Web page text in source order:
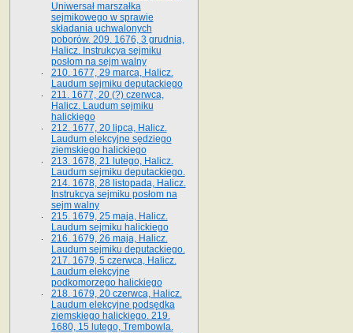
Uniwersał marszałka
sejmikowego w sprawie
składania uchwalonych
poborów. 209. 1676, 3 grudnia,
Halicz. Instrukcya sejmiku
posłom na sejm walny
210. 1677, 29 marca, Halicz.
Laudum sejmiku deputackiego
211. 1677, 20 (?) czerwca,
Halicz. Laudum sejmiku
halickiego
212. 1677, 20 lipca, Halicz.
Laudum elekcyjne sędziego
ziemskiego halickiego
213. 1678, 21 lutego, Halicz.
Laudum sejmiku deputackiego.
214. 1678, 28 listopada, Halicz.
Instrukcya sejmiku posłom na
sejm walny
215. 1679, 25 maja, Halicz.
Laudum sejmiku halickiego
216. 1679, 26 maja, Halicz.
Laudum sejmiku deputackiego.
217. 1679, 5 czerwca, Halicz.
Laudum elekcyjne
podkomorzego halickiego
218. 1679, 20 czerwca, Halicz.
Laudum elekcyjne podsędka
ziemskiego halickiego. 219.
1680, 15 lutego, Trembowla.